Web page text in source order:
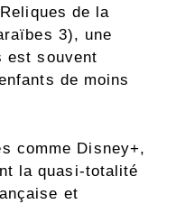
de la
3), une
est souvent
de moins
comme Disney+,
la quasi-totalité
et